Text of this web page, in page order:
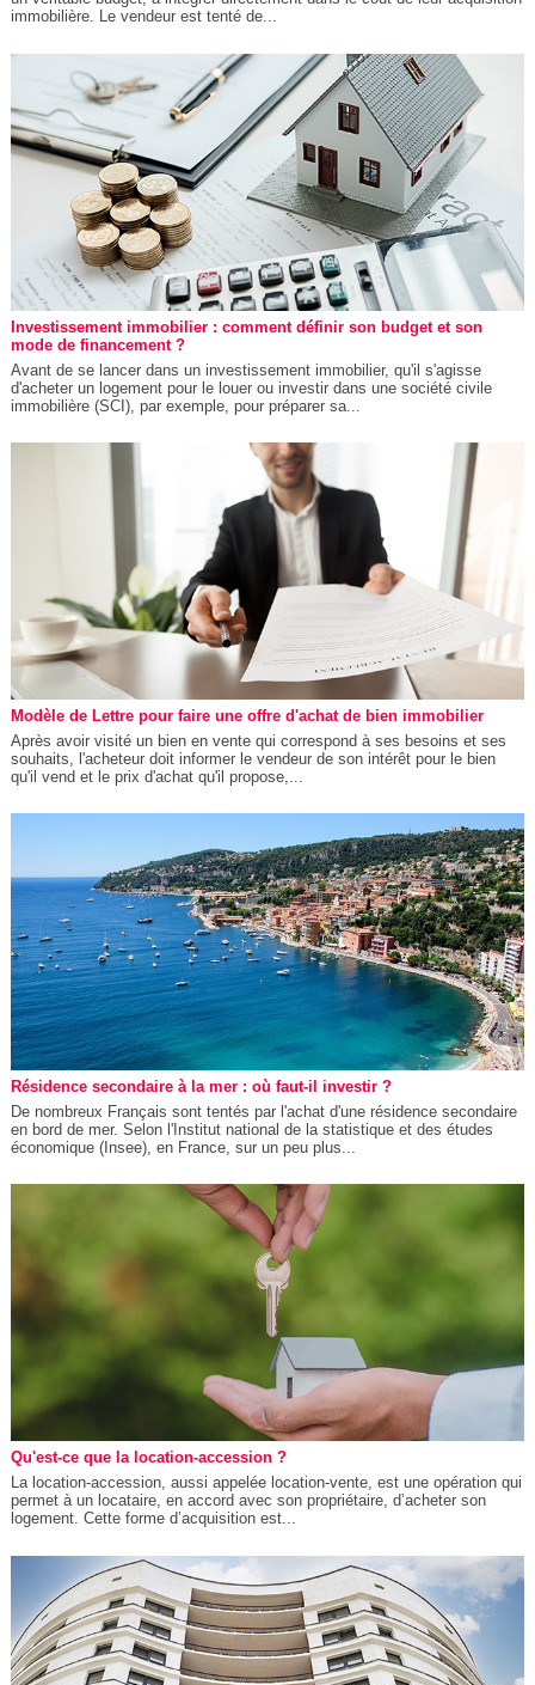
immobilière. Le vendeur est tenté de...
Investissement immobilier : comment définir son budget et son
mode de financement ?
Avant de se lancer dans un investissement immobilier, qu'il s'agisse
d'acheter un logement pour le louer ou investir dans une société civile
immobilière (SCI), par exemple, pour préparer sa...
Modèle de Lettre pour faire une offre d'achat de bien immobilier
Après avoir visité un bien en vente qui correspond à ses besoins et ses
souhaits, l'acheteur doit informer le vendeur de son intérêt pour le bien
qu'il vend et le prix d'achat qu'il propose,...
Résidence secondaire à la mer : où faut-il investir ?
De nombreux Français sont tentés par l'achat d'une résidence secondaire
en bord de mer. Selon l'Institut national de la statistique et des études
économique (Insee), en France, sur un peu plus...
Qu'est-ce que la location-accession ?
La location-accession, aussi appelée location-vente, est une opération qui
permet à un locataire, en accord avec son propriétaire, d’acheter son
logement. Cette forme d’acquisition est...